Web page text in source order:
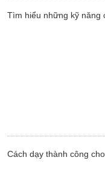
Tìm hiểu những kỹ năng
Cách dạy thành công